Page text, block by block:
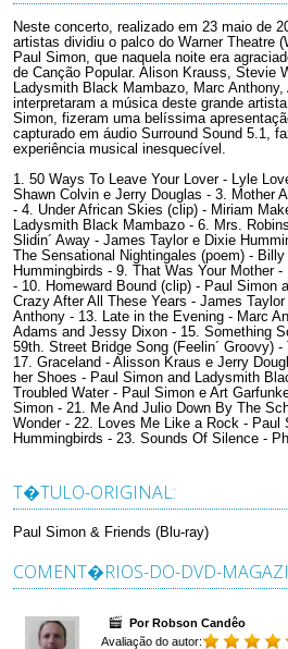
Neste concerto, realizado em 23 maio de
artistas dividiu o palco do Warner Theatre
Paul Simon, que naquela noite era
de Canção Popular. Alison Krauss, Stevie
Ladysmith Black Mambazo, Marc
interpretaram a música deste grande
Simon, fizeram uma belíssima
capturado em áudio Surround Sound 5.1,
experiência musical inesquecível.
1. 50 Ways To Leave Your Lover - Lyle
Shawn Colvin e Jerry Douglas - 3. Mother
- 4. Under African Skies (clip) - Miriam
Ladysmith Black Mambazo - 6. Mrs.
Slidin´ Away - James Taylor e Dixie
The Sensational Nightingales (poem) -
Hummingbirds - 9. That Was Your Mother
- 10. Homeward Bound (clip) - Paul Simon
Crazy After All These Years - James
Anthony - 13. Late in the Evening - Marc
Adams and Jessy Dixon - 15. Something
59th. Street Bridge Song (Feelin´ Groovy)
17. Graceland - Alisson Kraus e Jerry
her Shoes - Paul Simon and Ladysmith
Troubled Water - Paul Simon e Art
Simon - 21. Me And Julio Down By The
Wonder - 22. Loves Me Like a Rock - Paul
Hummingbirds - 23. Sounds Of Silence -
T�TULO-ORIGINAL:
Paul Simon & Friends (Blu-ray)
COMENT�RIOS-DO-DVD-
Por Robson Candêo
Avaliação do autor: